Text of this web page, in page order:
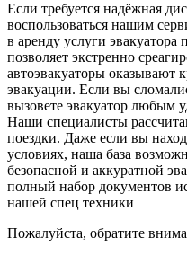
Если требуется надёжная
воспользоваться нашим
в аренду услуги
позволяет экстренно
автоэвакуаторы оказывают
эвакуации. Если вы
вызовете эвакуатор любым
Наши специалисты
поездки. Даже если вы
условиях, наша база
безопасной и аккуратной
полный набор документов
нашей спец техники
Пожалуйста, обратите